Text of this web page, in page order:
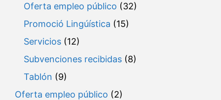
Oferta empleo público (32)
Promoció Lingúística (15)
Servicios (12)
Subvenciones recibidas (8)
Tablón (9)
Oferta empleo público (2)